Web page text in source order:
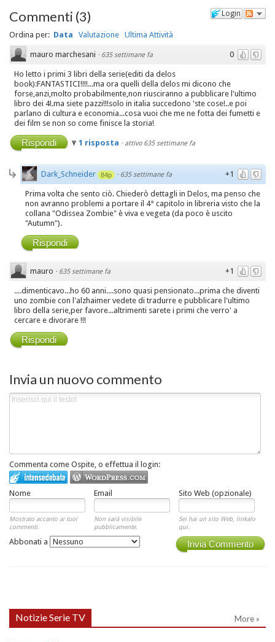
Login
Commenti (3)
Ordina per: Data Valutazione Ultima Attività
0
mauro marchesani · 635 settimane fa
Ho letto i primi 3 libri della serie(editi da delos
book):FANTASTICI!!!!...ma ora quelli della delos mi dicono che
forse,anzi,molto probabilmente,non riusciranno a pubblicare l'ultimo
libro dei 4!.ma siete pazzi!!!solo in italia succedono 'ste cose!..e poi
parlano di cultura e economia...cosa vuoi che me ne fotta dei fumetti e
dei film se non so come finisce la storia!
Rispondi 1 risposta · attivo 635 settimane fa
+1
Dark_Schneider 84p · 635 settimane fa
Prima volta che sento ciò. Chiederò dettagli in Delos, ma penso che
non avranno problemi a portare il 4° capitolo in libreria visto che la
collana "Odissea Zombie" è viva e vegeta (da poco è uscito
"Autumn").
Rispondi
+1
mauro · 635 settimane fa
....dimenticavo...ho 60 anni....sono quasi pensionato...prima che diventi
uno zombie con l'alzhaimer vedete di tradurre e pubblicare l'ultimo
libro della serie,per favore...altrimenti sarete i primi che verro' a
cercare e divorare !!!
Rispondi
Invia un nuovo commento
Commenta come Ospite, o effettua il login:
Nome Email Sito Web (opzionale)
Mostrato accanto ai tuoi
commenti.
Non sarà visibile
pubblicamente.
Sei hai un sito Web, linkalo
qui.
Invia Commento
Abbonati a
Notizie Serie TV More »